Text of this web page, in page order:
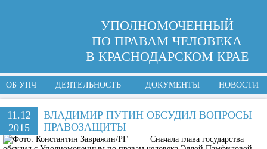
УПОЛНОМОЧЕННЫЙ
ПО ПРАВАМ ЧЕЛОВЕКА
В КРАСНОДАРСКОМ КРАЕ
ОБ УПЧ ДЕЯТЕЛЬНОСТЬ ДОКУМЕНТЫ НОВОСТИ
11.12
2015
ВЛАДИМИР ПУТИН ОБСУДИЛ ВОПРОСЫ
ПРАВОЗАЩИТЫ
Сначала глава государства